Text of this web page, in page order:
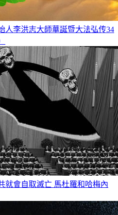
人李洪志大師華誕暨大法弘传34
就會自取滅亡 馬杜羅和哈梅內